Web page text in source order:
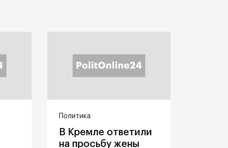
Политика
В Кремле ответили
на просьбу жены